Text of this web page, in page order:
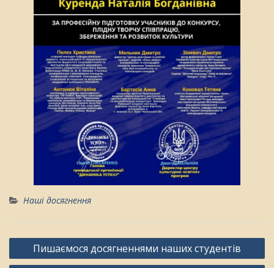
Наші досягнення
Навігація
записів
Пишаємося досягненнями наших студентів